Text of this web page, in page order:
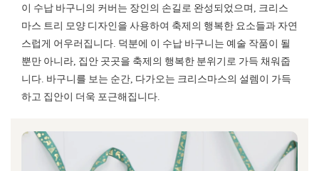
이 수납 바구니의 커버는 장인의 손길로 완성되었으며, 크리스
마스 트리 모양 디자인을 사용하여 축제의 행복한 요소들과 자연
스럽게 어우러집니다. 덕분에 이 수납 바구니는 예술 작품이 될
뿐만 아니라, 집안 곳곳을 축제의 행복한 분위기로 가득 채워줍
니다. 바구니를 보는 순간, 다가오는 크리스마스의 설렘이 가득
하고 집안이 더욱 포근해집니다.